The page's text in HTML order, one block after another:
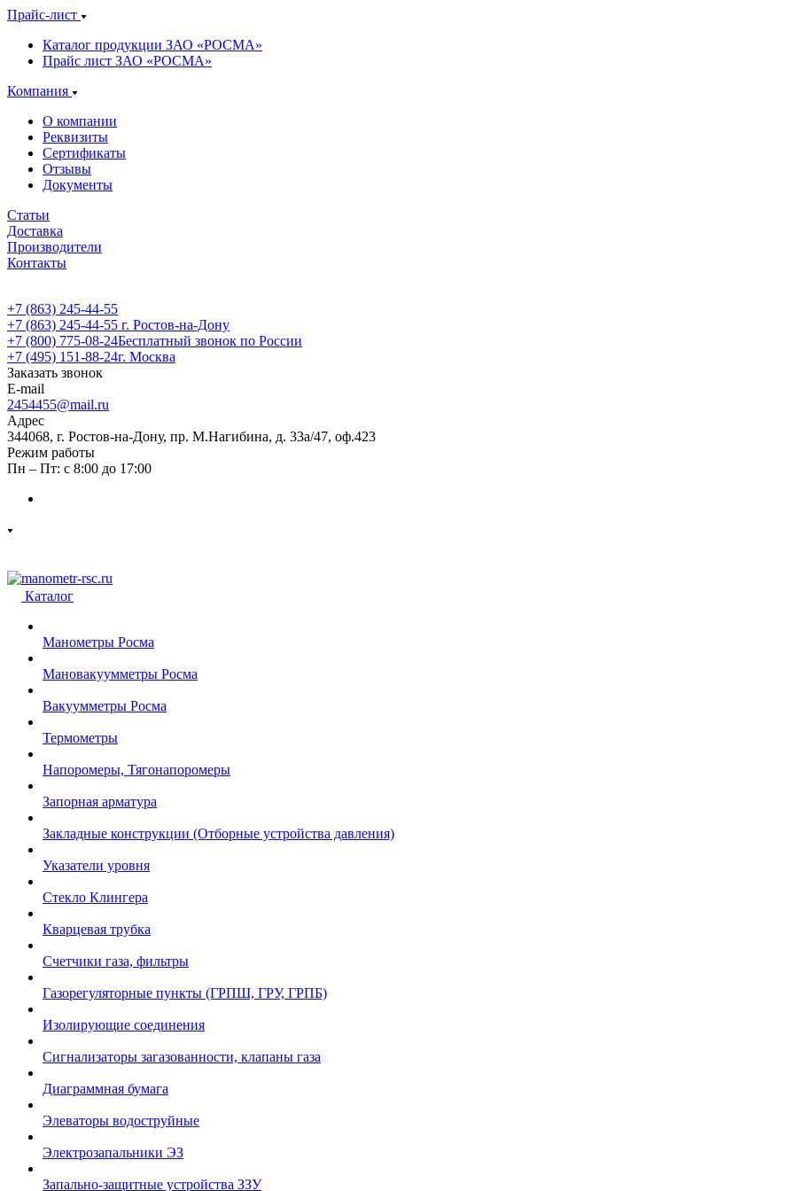
Прайс-лист
Каталог продукции ЗАО «РОСМА»
Прайс лист ЗАО «РОСМА»
Компания
О компании
Реквизиты
Сертификаты
Отзывы
Документы
Статьи
Доставка
Производители
Контакты
+7 (863) 245-44-55
+7 (863) 245-44-55 г. Ростов-на-Дону
+7 (800) 775-08-24Бесплатный звонок по России
+7 (495) 151-88-24г. Москва
Заказать звонок
E-mail
2454455@mail.ru
Адрес
344068, г. Ростов-на-Дону, пр. М.Нагибина, д. 33а/47, оф.423
Режим работы
Пн – Пт: с 8:00 до 17:00
Каталог
Манометры Росма
Мановакуумметры Росма
Вакуумметры Росма
Термометры
Напоромеры, Тягонапоромеры
Запорная арматура
Закладные конструкции (Отборные устройства давления)
Указатели уровня
Стекло Клингера
Кварцевая трубка
Счетчики газа, фильтры
Газорегуляторные пункты (ГРПШ, ГРУ, ГРПБ)
Изолирующие соединения
Сигнализаторы загазованности, клапаны газа
Диаграммная бумага
Элеваторы водоструйные
Электрозапальники ЭЗ
Запально-защитные устройства ЗЗУ